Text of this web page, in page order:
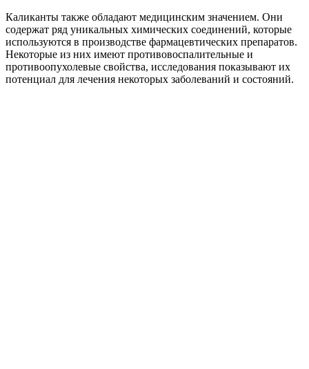
Каликанты также обладают медицинским значением. Они
содержат ряд уникальных химических соединений, которые
используются в производстве фармацевтических препаратов.
Некоторые из них имеют противовоспалительные и
противоопухолевые свойства, исследования показывают их
потенциал для лечения некоторых заболеваний и состояний.